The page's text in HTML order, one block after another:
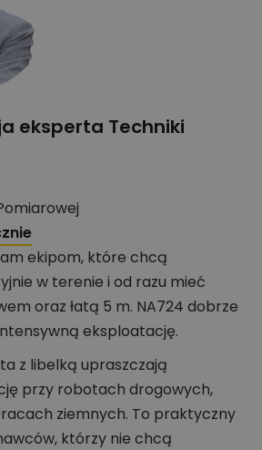
eksperta Techniki
ekipom, które chcą
w terenie i od razu mieć
oraz łatą 5 m. NA724 dobrze
eksploatację.
z libelką upraszczają
przy robotach drogowych,
ziemnych. To praktyczny
którzy nie chcą